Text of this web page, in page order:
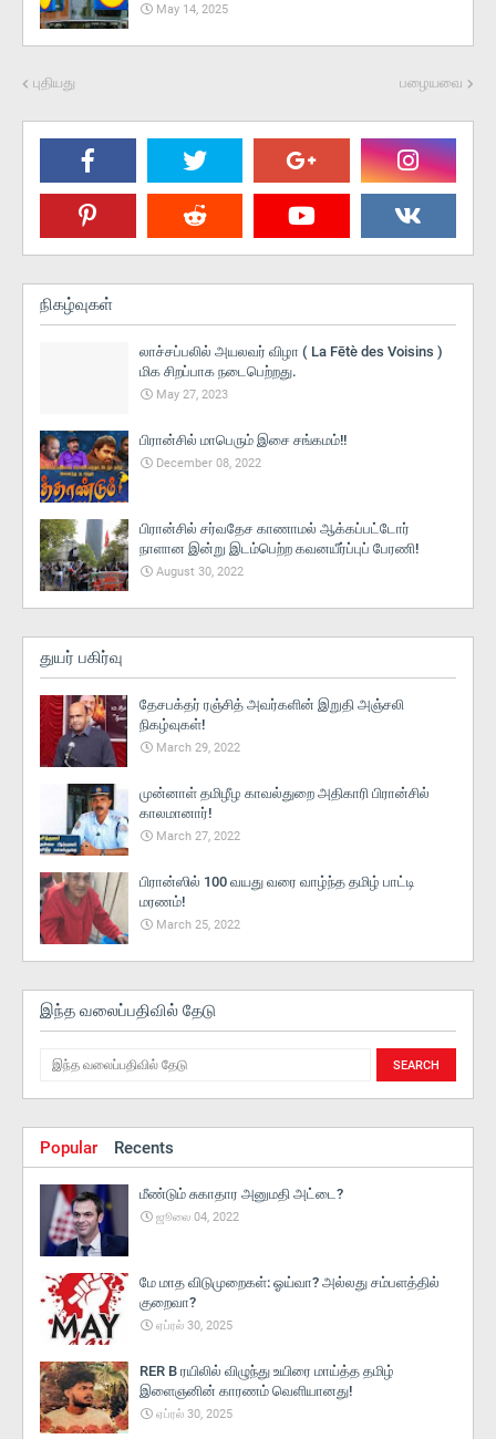
May 14, 2025
புதியது பழையவை
நிகழ்வுகள்
லாச்சப்பலில் அயலவர் விழா ( La Fētè des Voisins )
மிக சிறப்பாக நடைபெற்றது.
May 27, 2023
பிரான்சில் மாபெரும் இசை சங்கமம்!!
December 08, 2022
பிரான்சில் சர்வதேச காணாமல் ஆக்கப்பட்டோர்
நாளான இன்று இடம்பெற்ற கவனயீர்ப்புப் பேரணி!
August 30, 2022
துயர் பகிர்வு
தேசபக்தர் ரஞ்சித் அவர்களின் இறுதி அஞ்சலி
நிகழ்வுகள்!
March 29, 2022
முன்னாள் தமிழீழ காவல்துறை அதிகாரி பிரான்சில்
காலமானார்!
March 27, 2022
பிரான்ஸில் 100 வயது வரை வாழ்ந்த தமிழ் பாட்டி
மரணம்!
March 25, 2022
இந்த வலைப்பதிவில் தேடு
Popular Recents
மீண்டும் சுகாதார அனுமதி அட்டை?
ஜூலை 04, 2022
மே மாத விடுமுறைகள்: ஓய்வா? அல்லது சம்பளத்தில்
குறைவா?
ஏப்ரல் 30, 2025
RER B ரயிலில் விழுந்து உயிரை மாய்த்த தமிழ்
இளைஞனின் காரணம் வெளியானது!
ஏப்ரல் 30, 2025